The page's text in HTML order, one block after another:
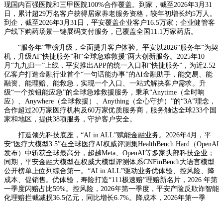
现国内百强医院和三甲医院100%合作覆盖。到家，截至2026年3月31
日，累计超29万名客户获得居家养老服务资格，较年初增长约5万人。
到企，截至2026年3月31日，平安覆盖企业客户16.5万家；企业健管客
户线下购药场景一键展码支付服务，已覆盖全国11.1万家药店。
“服务年”重磅升级，全面提升客户体验。平安以2026“服务年”为契
机，升级AI“快捷服务”和“全球急难救援”两大创新服务。2025年10
月“九九归一”上线，平安推出APP的统一入口和“快捷服务”，为近2.52
亿客户打造金融行业首个“一句话能办事”的AI金融助手，能交易、能
融资、能理赔、能救急，实现一个入口、一站式解决客户需求。升
级“一个按钮能应急”的全球急难救援服务，秉承“Anytime（全时响
应）、Anywhere（全球救援）、Anything（全心守护）”的“3A”理念，
合作超过20万家医疗机构及60万家优质服务商，服务触达全球233个国
家和地区，提供38项服务，守护客户安全。
打造领先科技底座，“AI in ALL”赋能金融业务。2026年4月，平
安“医疗大模型3.5”在全球医疗AI权威评测集HealthBench Hard（OpenAI
发布）中斩获全球最高分，超越Meta、OpenAI等多家头部科技企业；
同期，平安金融大模型在权威大模型评测体系CNFinBench大语言模型
公开榜单上位列综合第一。“AI in ALL”驱动业务优体验、控风险、降
成本、促销售。优体验，寿险打造“111极速赔”理赔新名片，2026 年第
一季度闪赔占比59%。控风险，2026年第一季度，平安产险反欺诈智能
化理赔拦截减损36.5亿元，同比增长6.7%。降成本，2026年第一季